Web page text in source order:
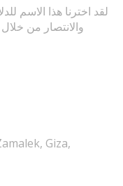
لقد اخترنا هذا الاسم
والانتصار من
Giza,